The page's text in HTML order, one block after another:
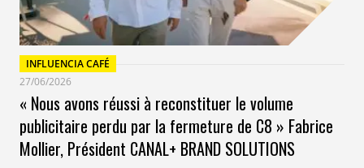
INFLUENCIA CAFÉ
27/06/2026
« Nous avons réussi à reconstituer le volume
publicitaire perdu par la fermeture de C8 » Fabrice
Mollier, Président CANAL+ BRAND SOLUTIONS